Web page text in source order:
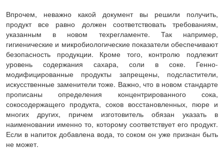
Впрочем, неважно какой документ вы решили получить,
продукт все равно должен соответствовать требованиям,
указанным в новом техрегламенте. Так например,
гигиенические и микробиологические показатели обеспечивают
безопасность продукции. Кроме того, контролю подлежит
уровень содержания сахара, соли в соке. Генно-
модифицированные продукты запрещены, подсластители,
искусственные заменители тоже. Важно, что в новом стандарте
прописаны определения концентрированного сока,
сокосодержащего продукта, соков восстановленных, пюре и
многих других, причем изготовитель обязан указать в
наименовании именно то, которому соответствует его продукт.
Если в напиток добавлена вода, то соком он уже признан быть
не может.